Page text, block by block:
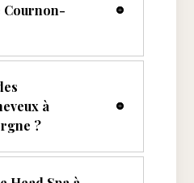
Cournon-
à
?